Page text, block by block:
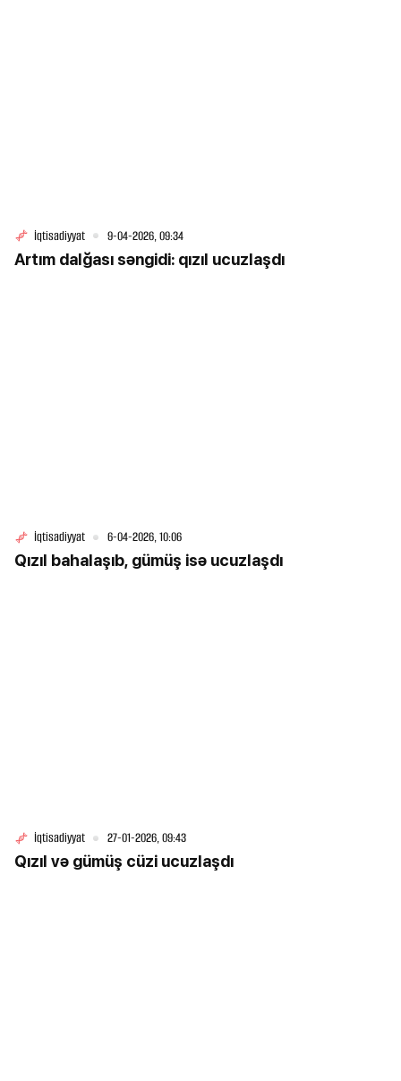
İqtisadiyyat 9-04-2026, 09:34
Artım dalğası səngidi: qızıl ucuzlaşdı
İqtisadiyyat 6-04-2026, 10:06
Qızıl bahalaşıb, gümüş isə ucuzlaşdı
İqtisadiyyat 27-01-2026, 09:43
Qızıl və gümüş cüzi ucuzlaşdı